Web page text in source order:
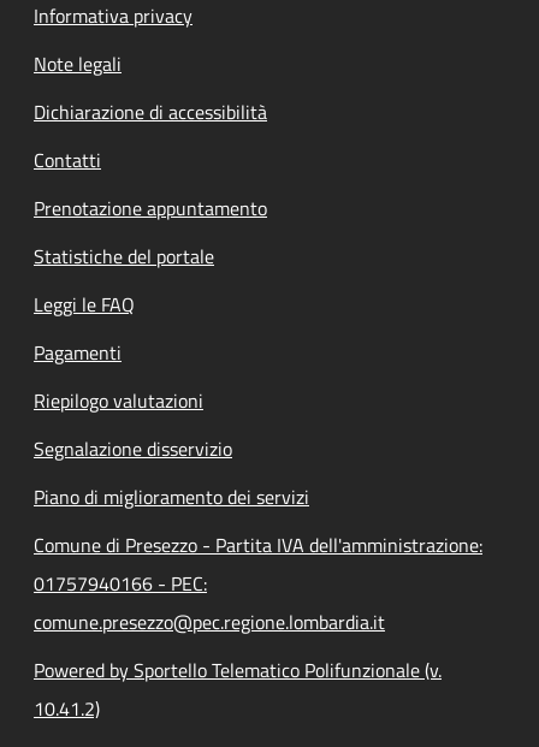
Informativa privacy
Note legali
Dichiarazione di accessibilità
Contatti
Prenotazione appuntamento
Statistiche del portale
Leggi le FAQ
Pagamenti
Riepilogo valutazioni
Segnalazione disservizio
Piano di miglioramento dei servizi
Comune di Presezzo - Partita IVA dell'amministrazione:
01757940166 - PEC:
comune.presezzo@pec.regione.lombardia.it
Powered by Sportello Telematico Polifunzionale (v.
10.41.2)